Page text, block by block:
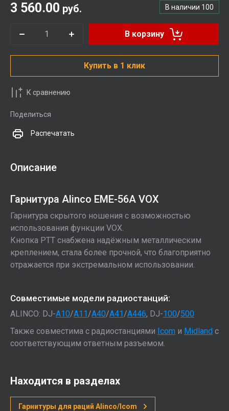
В наличии 100
3 560.00 руб.
В корзину
Купить в 1 клик
К сравнению
Поделиться
Распечатать
Описание
Гарнитура Alinco EME-56A VOX
Гарнитура скрытого ношения с возможностью
использования функции VOX.
Кнопка PTT снабжена надёжным металлическим
креплением, стала более прочной, что благоприятно
отражается при экстремальном использовании.
Совместимые модели радиостанций:
ALINCO: DJ-A10/A11/A40/A41/A446, DJ-100/500
Также совместима с радиостанциями Icom и Midland с
соответствующим ответным разъемом.
Находится в разделах
Гарнитуры для раций Alinco/Icom